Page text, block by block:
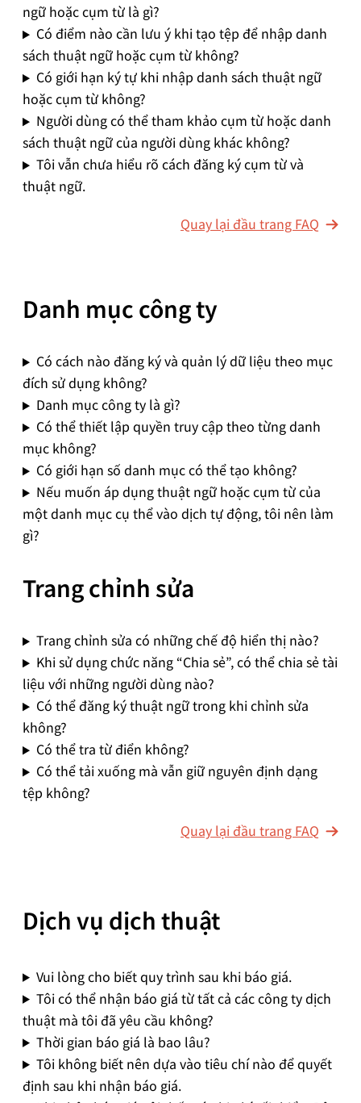
ngữ hoặc cụm từ là gì?
Có điểm nào cần lưu ý khi tạo tệp để nhập danh
sách thuật ngữ hoặc cụm từ không?
Có giới hạn ký tự khi nhập danh sách thuật ngữ
hoặc cụm từ không?
Người dùng có thể tham khảo cụm từ hoặc danh
sách thuật ngữ của người dùng khác không?
Tôi vẫn chưa hiểu rõ cách đăng ký cụm từ và
thuật ngữ.
Quay lại đầu trang FAQ
Danh mục công ty
Có cách nào đăng ký và quản lý dữ liệu theo mục
đích sử dụng không?
Danh mục công ty là gì?
Có thể thiết lập quyền truy cập theo từng danh
mục không?
Có giới hạn số danh mục có thể tạo không?
Nếu muốn áp dụng thuật ngữ hoặc cụm từ của
một danh mục cụ thể vào dịch tự động, tôi nên làm
gì?
Trang chỉnh sửa
Trang chỉnh sửa có những chế độ hiển thị nào?
Khi sử dụng chức năng “Chia sẻ”, có thể chia sẻ tài
liệu với những người dùng nào?
Có thể đăng ký thuật ngữ trong khi chỉnh sửa
không?
Có thể tra từ điển không?
Có thể tải xuống mà vẫn giữ nguyên định dạng
tệp không?
Quay lại đầu trang FAQ
Dịch vụ dịch thuật
Vui lòng cho biết quy trình sau khi báo giá.
Tôi có thể nhận báo giá từ tất cả các công ty dịch
thuật mà tôi đã yêu cầu không?
Thời gian báo giá là bao lâu?
Tôi không biết nên dựa vào tiêu chí nào để quyết
định sau khi nhận báo giá.